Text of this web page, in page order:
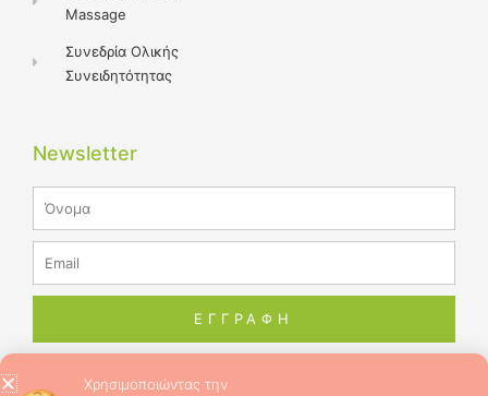
Massage
Συνεδρία Ολικής
Συνειδητότητας
Newsletter
ΕΓΓΡΑΦΗ
Χρησιμοποιώντας την